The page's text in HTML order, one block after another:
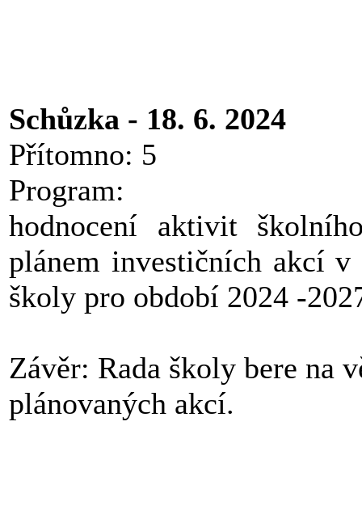
Schůzka - 18. 6. 2024
Přítomno: 5
Program:
hodnocení aktivit
plánem investičních akcí
školy pro období 2024 -
Závěr: Rada školy bere na
plánovaných akcí.